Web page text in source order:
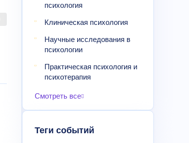
психология
Клиническая психология
Научные исследования в
психологии
Практическая психология и
психотерапия
Смотреть все
Теги событий